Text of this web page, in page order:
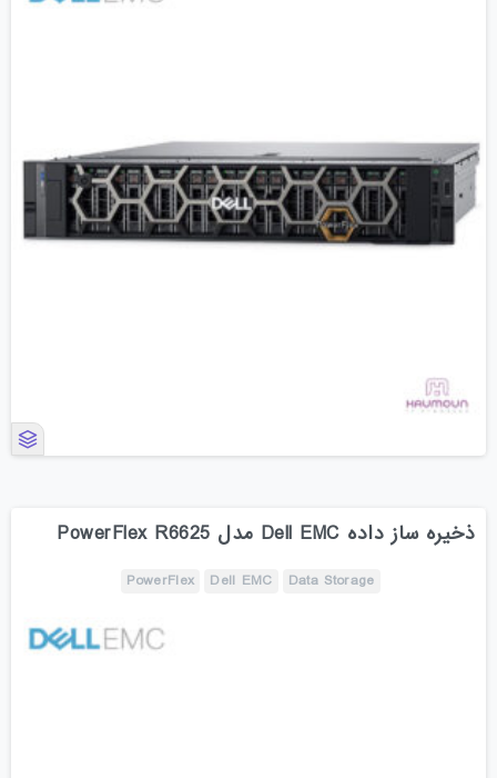
ذخیره ساز داده Dell EMC مدل PowerFlex R6625
Data Storage
Dell EMC
PowerFlex